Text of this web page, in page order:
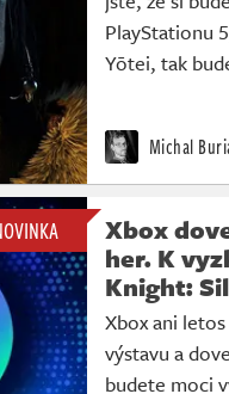
PlayStationu
Yōtei, tak
Michal
Xbox
her. K
Knight:
Xbox ani
výstavu a
budete moci